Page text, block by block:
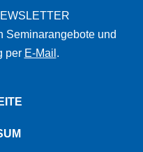
Seminarangebote und
per E-Mail .